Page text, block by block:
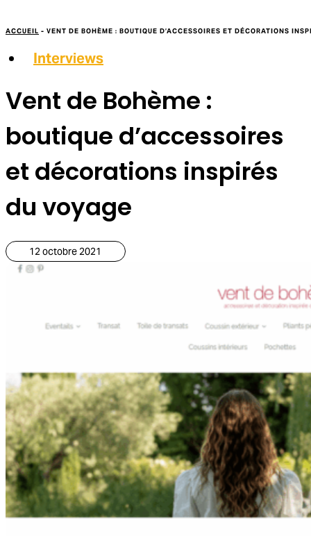
ACCUEIL - VENT DE BOHÈME : BOUTIQUE D’ACCESSOIRES ET DÉCORATIONS
Interviews
Vent de Bohème :
boutique d’accessoires
et décorations inspirés
du voyage
12 octobre 2021